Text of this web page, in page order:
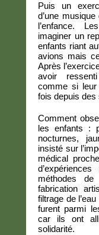
Puis un
d’une
l’enfance.
imaginer un
enfants riant
avions mais
Après
avoir
comme si leur
fois depuis des
Comment
les enfants :
nocturnes,
insisté sur
médical
méthodes de
fabrication
filtrage de
furent parmi
car ils ont
solidarité.